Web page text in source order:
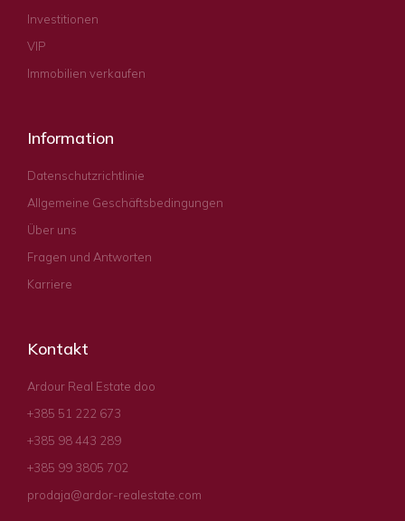
Investitionen
VIP
Immobilien verkaufen
Information
Datenschutzrichtlinie
Allgemeine Geschäftsbedingungen
Über uns
Fragen und Antworten
Karriere
Kontakt
Ardour Real Estate doo
+385 51 222 673
+385 98 443 289
+385 99 3805 702
prodaja@ardor-realestate.com